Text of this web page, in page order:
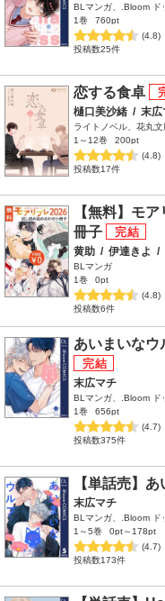
BLマンガ、.Bloom ド
1巻
760pt
(4.8)
投稿数25件
恋する食卓
樋口美沙緒 / 末広
ライトノベル、花丸文
1～12巻
200pt
(4.8)
投稿数17件
【無料】モ
冊子
黄助 / 伊達きよ /
BLマンガ
1巻
0pt
(4.8)
投稿数6件
あいまいなウ
末広マチ
BLマンガ、.Bloom ド
1巻
656pt
(4.7)
投稿数375件
【単話売】
末広マチ
BLマンガ、.Bloom ド
1～5巻
0pt～178pt
(4.7)
投稿数173件